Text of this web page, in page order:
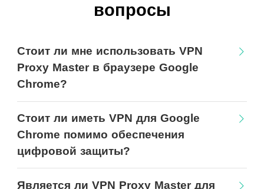
вопросы
Стоит ли мне использовать VPN
Proxy Master в браузере Google
Chrome?
Стоит ли иметь VPN для Google
Chrome помимо обеспечения
цифровой защиты?
Является ли VPN Proxy Master для